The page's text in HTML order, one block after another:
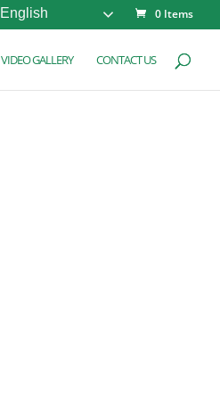
0 Items
VIDEO GALLERY CONTACT US
English